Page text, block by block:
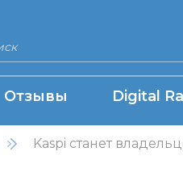
Отзывы Digital
Kaspi станет